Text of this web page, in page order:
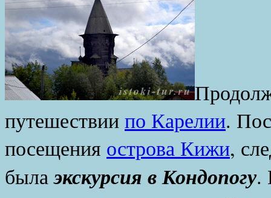
путешествиипо Карелии.
посещения острова Кижи,
былаэкскурсия в Кондопогу.